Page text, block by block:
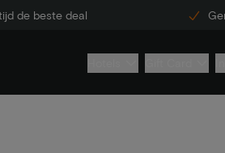
de beste deal